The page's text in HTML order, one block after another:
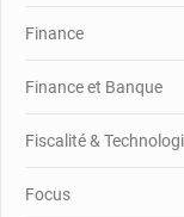
Finance
Finance et Banque
Fiscalité &
Focus